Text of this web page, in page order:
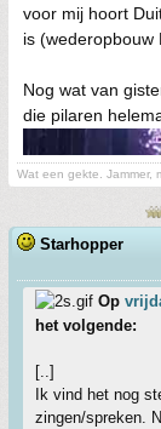
voor mij hoort
is (wederopbouw
Nog wat van
die pilaren
Wat een gekte. Jammer,
Starhopper
Op
het volgende:
[..]
Ik vind het nog
zingen/spreken.